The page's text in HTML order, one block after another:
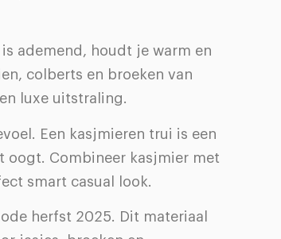
ademend, houdt je warm en
colberts en broeken van
luxe uitstraling.
Een kasjmieren trui is een
oogt. Combineer kasjmier met
smart casual look.
herfst 2025. Dit materiaal